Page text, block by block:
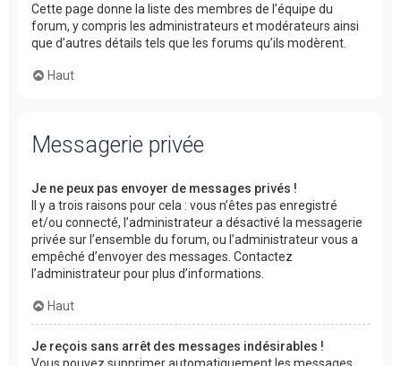
Cette page donne la liste des membres de l’équipe du
forum, y compris les administrateurs et modérateurs ainsi
que d’autres détails tels que les forums qu’ils modèrent.
Haut
Messagerie privée
Je ne peux pas envoyer de messages privés !
Il y a trois raisons pour cela : vous n’êtes pas enregistré
et/ou connecté, l’administrateur a désactivé la messagerie
privée sur l’ensemble du forum, ou l’administrateur vous a
empêché d’envoyer des messages. Contactez
l’administrateur pour plus d’informations.
Haut
Je reçois sans arrêt des messages indésirables !